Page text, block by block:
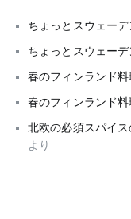
ちょっとスウェー
ちょっとスウェー
春のフィンランド料
春のフィンランド料
北欧の必須スパイ
より